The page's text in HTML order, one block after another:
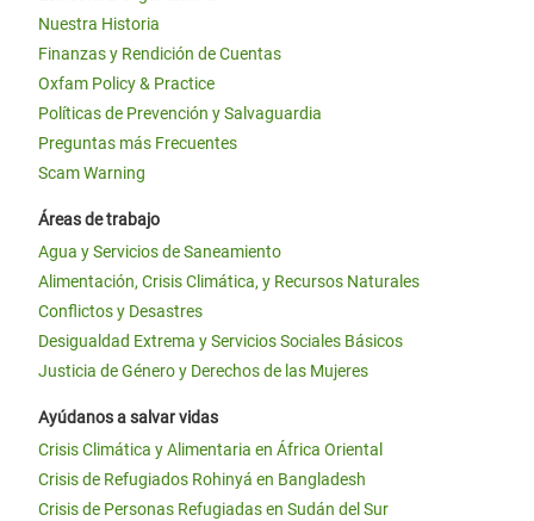
Nuestra Historia
Finanzas y Rendición de Cuentas
Oxfam Policy & Practice
Políticas de Prevención y Salvaguardia
Preguntas más Frecuentes
Scam Warning
Áreas de trabajo
Agua y Servicios de Saneamiento
Alimentación, Crisis Climática, y Recursos Naturales
Conflictos y Desastres
Desigualdad Extrema y Servicios Sociales Básicos
Justicia de Género y Derechos de las Mujeres
Ayúdanos a salvar vidas
Crisis Climática y Alimentaria en África Oriental
Crisis de Refugiados Rohinyá en Bangladesh
Crisis de Personas Refugiadas en Sudán del Sur